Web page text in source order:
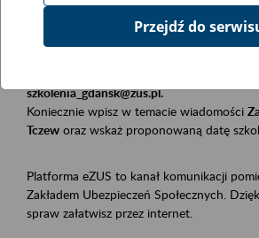
Opis wydarzenia
Szkolenie stacjonarne w siedzibie firmy,
szkolenia_gdansk@zus.pl.
Koniecznie wpisz w temacie wiadomości
Tczew oraz wskaż proponowaną datę
Platforma eZUS to kanał komunikacji
Zakładem Ubezpieczeń Społecznych.
spraw załatwisz przez internet.
Przejdź do